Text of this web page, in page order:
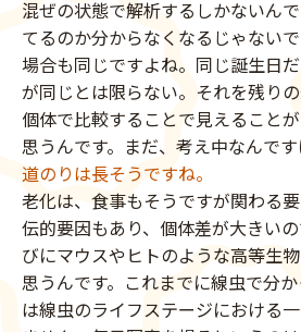
混ぜの状態で解析するしかないん
てるのか分からなくなるじゃない
場合も同じですよね。同じ誕生日
が同じとは限らない。それを残り
個体で比較することで見えること
思うんです。まだ、考え中なんです
道のりは長そうですね。
老化は、食事もそうですが関わる
伝的要因もあり、個体差が大きい
びにマウスやヒトのような高等生
思うんです。これまでに線虫で分
は線虫のライフステージにおける